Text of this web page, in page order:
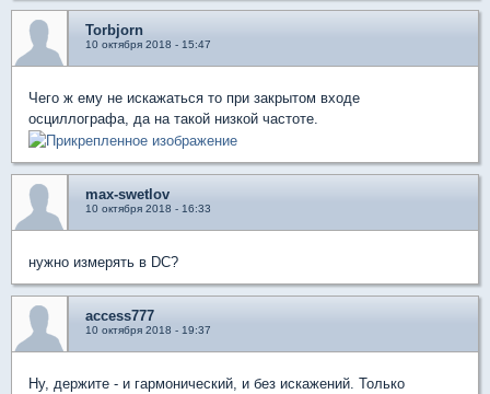
Torbjorn
10 октября 2018 - 15:47
Чего ж ему не искажаться то при закрытом входе
осциллографа, да на такой низкой частоте.
max-swetlov
10 октября 2018 - 16:33
нужно измерять в DC?
access777
10 октября 2018 - 19:37
Ну, держите - и гармонический, и без искажений. Только